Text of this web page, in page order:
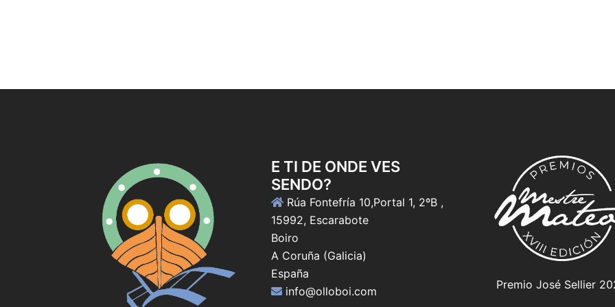
E TI DE ONDE VES
SENDO?
Rúa Fontefría 10,Portal 1, 2ºB ,
15992, Escarabote
Boiro
A Coruña (Galicia)
España
info@olloboi.com
Premio José Sellier